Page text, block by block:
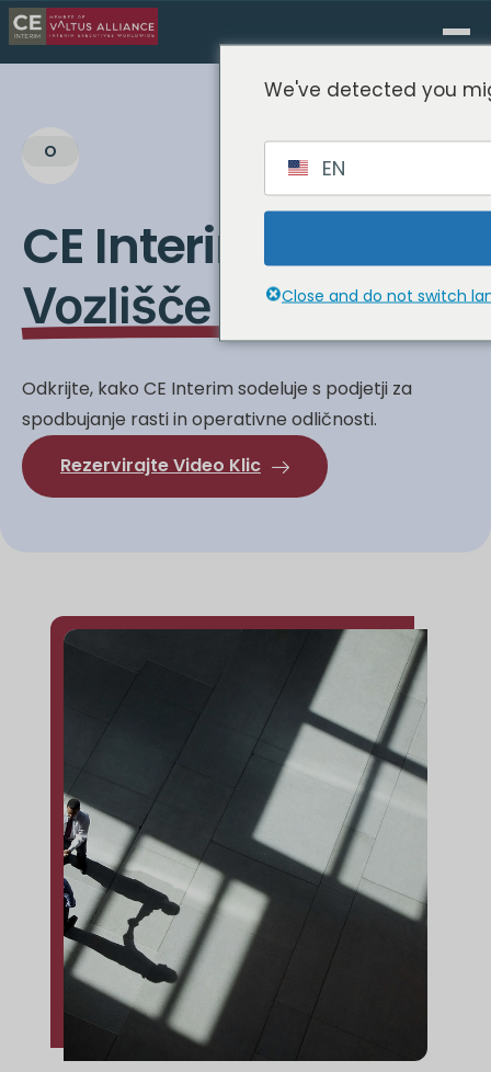
O
CE Interim
Vozlišče Vsebine
Odkrijte, kako CE Interim sodeluje s podjetji za
spodbujanje rasti in operativne odličnosti.
Rezervirajte Video Klic
We've detected you
EN
Close and do not switch